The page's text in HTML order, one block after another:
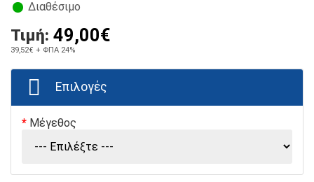
Διαθέσιμο
Τιμή: 49,00€
39,52€ + ΦΠΑ 24%
Επιλογές
Μέγεθος